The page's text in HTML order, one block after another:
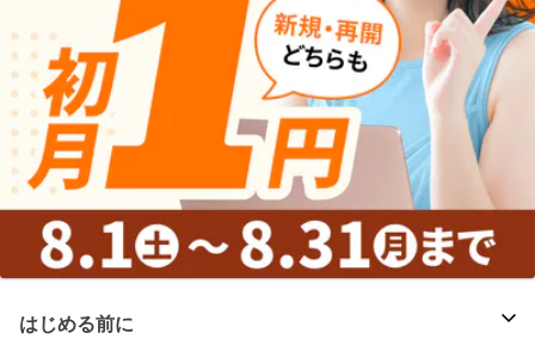
はじめる前に